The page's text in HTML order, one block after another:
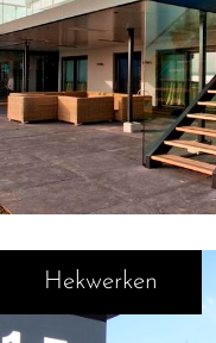
Hekwerken